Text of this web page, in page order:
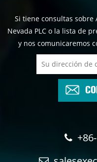
Si tiene consultas sobre
Nevada PLC o la lista de
y nos comunicaremos